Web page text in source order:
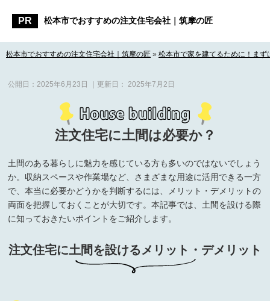
松本市でおすすめの注文住宅会社｜筑摩の匠
松本市でおすすめの注文住宅会社｜筑摩の匠 » 松本市で家を建てるために！ま
公開日：2025年6月23日 ｜更新日：2025年7月2日
注文住宅に土間は必要か？
土間のある暮らしに魅力を感じている方も多いのではないでしょう
か。収納スペースや作業場など、さまざまな用途に活用できる一方
で、本当に必要かどうかを判断するには、メリット・デメリットの
両面を把握しておくことが大切です。本記事では、土間を設ける際
に知っておきたいポイントをご紹介します。
注文住宅に土間を設けるメリット・デメリット